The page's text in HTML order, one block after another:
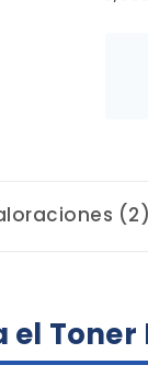
(2)
Toner